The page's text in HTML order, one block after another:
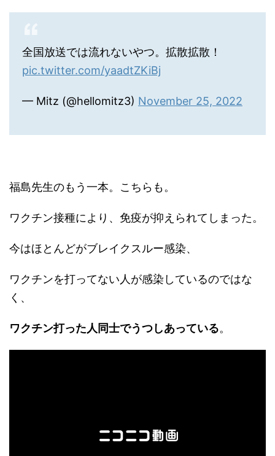
全国放送では流れないやつ。拡散拡散！
pic.twitter.com/yaadtZKiBj
— Mitz (@hellomitz3) November 25, 2022
福島先生のもう一本。こちらも。
ワクチン接種により、免疫が抑えられてしまった。
今はほとんどがブレイクスルー感染、
ワクチンを打ってない人が感染しているのではな
く、
ワクチン打った人同士でうつしあっている。